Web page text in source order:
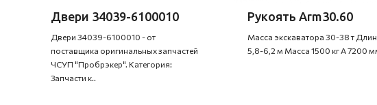
Двери 34039-6100010
Двери 34039-6100010 - от
поставщика оригинальных запчастей
ЧСУП "Пробрэкер". Категория:
Запчасти к..
Рукоять Arm30.60
Масса экскаватора 30-38 т
5,8-6,2 м Масса 1500 кг A 7200